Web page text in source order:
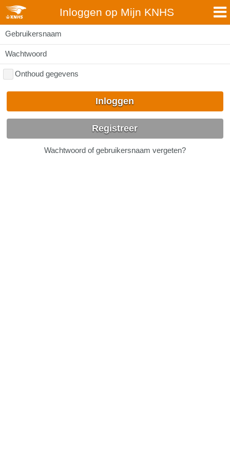
Inloggen op Mijn KNHS
Gebruikersnaam
Wachtwoord
Onthoud gegevens
Inloggen
Registreer
Wachtwoord of gebruikersnaam vergeten?